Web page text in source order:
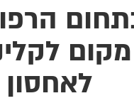
לאחסון